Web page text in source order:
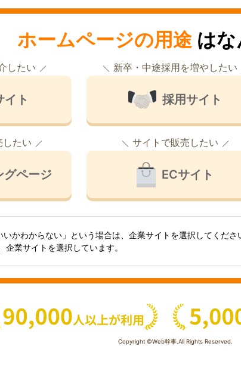
ホームページの用途はな
したい
イト
新卒・中途採用を増やしたい
採用サイト
したい
グページ
サイトで販売したい
ECサイト
いかわからない」という場合は、企業サイトを選択してくださ
企業サイトを選択しています。
Copyright ©Web幹事.All Rights Reserved.